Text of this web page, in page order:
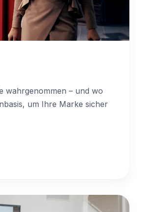
wahrgenommen – und wo
um Ihre Marke sicher